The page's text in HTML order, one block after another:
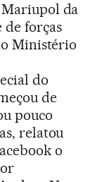
da
de forças
Ministério
do
de
pouco
relatou
o